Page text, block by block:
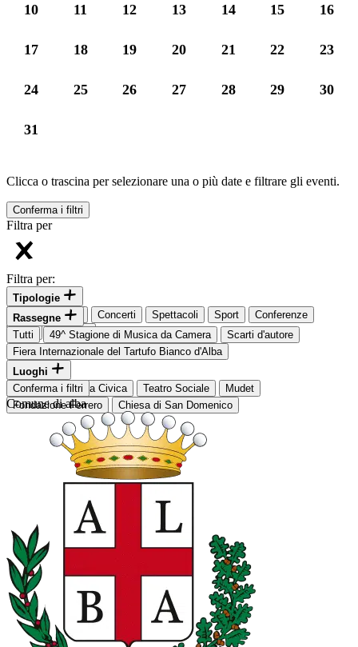
10 11 12 13 14 15 16
17 18 19 20 21 22 23
24 25 26 27 28 29 30
31
Clicca o trascina per selezionare una o più date e filtrare gli eventi.
Conferma i filtri
Filtra per
Filtra per:
Tipologie
Tutti
Mostre Concerti Spettacoli Sport
Conferenze
Fiere
Bambini
Rassegne
Tutti
49^ Stagione di Musica da Camera
Scarti d'autore
Fiera Internazionale del Tartufo Bianco d'Alba
Luoghi
Tutti
Biblioteca Civica Teatro Sociale
Mudet
Fondazione Ferrero
Chiesa di San Domenico
Conferma i filtri
Comune di alba